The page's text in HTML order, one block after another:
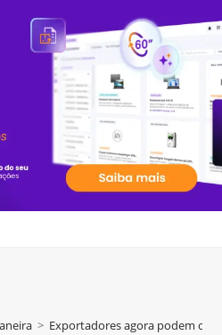
> Exportadores agora podem